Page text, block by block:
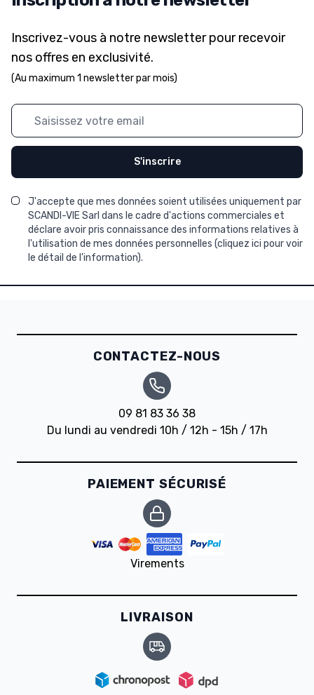
Inscrivez-vous à notre newsletter pour recevoir
nos offres en exclusivité.
(Au maximum 1 newsletter par mois)
Adresse mail
S'inscrire
J'accepte que mes données soient utilisées uniquement par
SCANDI-VIE Sarl dans le cadre d'actions commerciales et
déclare avoir pris connaissance des informations relatives à
l'utilisation de mes données personnelles (cliquez ici pour voir
le détail de l'information).
CONTACTEZ-NOUS
09 81 83 36 38
Du lundi au vendredi 10h / 12h - 15h / 17h
PAIEMENT SÉCURISÉ
Virements
LIVRAISON